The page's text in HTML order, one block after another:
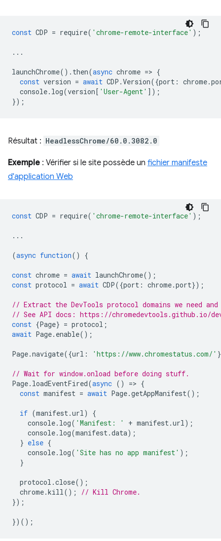
const CDP = require( 'chrome-remote-interface' );
...
launchChrome(). then(async chrome => {
const version = await CDP .Version({port : chrome.
console. log(version[ 'User-Agent' ]);
});
Résultat : HeadlessChrome/60.0.3082.0
Exemple : Vérifier si le site possède un fichier manifeste
d'application Web
const CDP = require( 'chrome-remote-interface' );
...
(async function() {
const chrome = await launchChrome();
const protocol = await CDP({port : chrome.port});
// Extract the DevTools protocol domains we need and
// See API docs: https://chromedevtools.github.io/
const {Page} = protocol ;
await Page. enable();
Page.navigate({url : 'https://www.chromestatus.com/'
// Wait for window.onload before doing stuff.
Page. loadEventFired(async () => {
const manifest = await Page.getAppManifest();
if (manifest.url)
{
console. log( 'Manifest: ' + manifest.url);
console. log(manifest.data);
} else {
console. log( 'Site has no app manifest' );
}
protocol .close();
chrome.kill();
// Kill Chrome.
});
})();